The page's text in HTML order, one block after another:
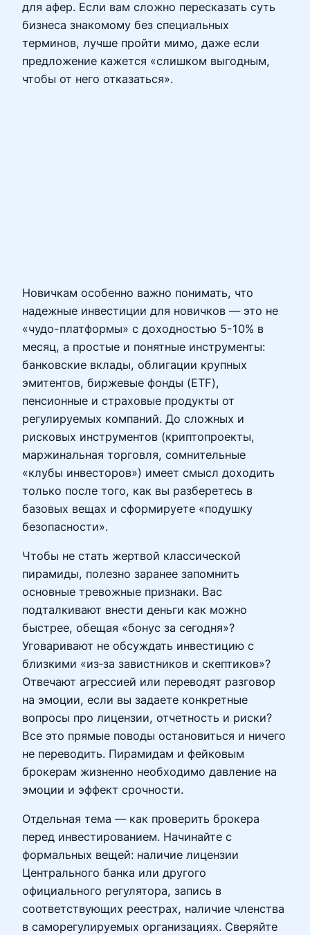
для афер. Если вам сложно пересказать суть
бизнеса знакомому без специальных
терминов, лучше пройти мимо, даже если
предложение кажется «слишком выгодным,
чтобы от него отказаться».
Новичкам особенно важно понимать, что
надежные инвестиции для новичков — это не
«чудо-платформы» с доходностью 5-10% в
месяц, а простые и понятные инструменты:
банковские вклады, облигации крупных
эмитентов, биржевые фонды (ETF),
пенсионные и страховые продукты от
регулируемых компаний. До сложных и
рисковых инструментов (криптопроекты,
маржинальная торговля, сомнительные
«клубы инвесторов») имеет смысл доходить
только после того, как вы разберетесь в
базовых вещах и сформируете «подушку
безопасности».
Чтобы не стать жертвой классической
пирамиды, полезно заранее запомнить
основные тревожные признаки. Вас
подталкивают внести деньги как можно
быстрее, обещая «бонус за сегодня»?
Уговаривают не обсуждать инвестицию с
близкими «из‑за завистников и скептиков»?
Отвечают агрессией или переводят разговор
на эмоции, если вы задаете конкретные
вопросы про лицензии, отчетность и риски?
Все это прямые поводы остановиться и ничего
не переводить. Пирамидам и фейковым
брокерам жизненно необходимо давление на
эмоции и эффект срочности.
Отдельная тема — как проверить брокера
перед инвестированием. Начинайте с
формальных вещей: наличие лицензии
Центрального банка или другого
официального регулятора, запись в
соответствующих реестрах, наличие членства
в саморегулируемых организациях. Сверяйте